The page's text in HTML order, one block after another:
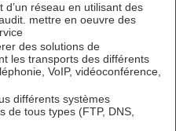
réseau en utilisant des
mettre en oeuvre des
des solutions de
les transports des différents
VoIP, vidéoconférence,
différents systèmes
de tous types (FTP, DNS,